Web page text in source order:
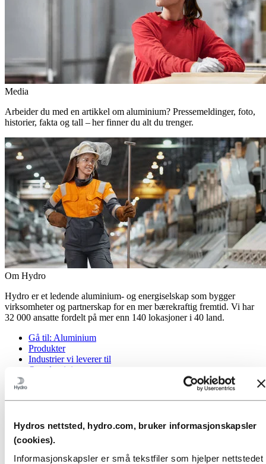
Hydros nettsted, hydro.com, bruker informasjonskapsler
(cookies).
Informasjonskapsler er små tekstfiler som hjelper nettstedet
Media
Arbeider du med en artikkel om aluminium? Pressemeldinger, foto,
historier, fakta og tall – her finner du alt du trenger.
Om Hydro
Hydro er et ledende aluminium- og energiselskap som bygger
virksomheter og partnerskap for en mer bærekraftig fremtid. Vi har
32 000 ansatte fordelt på mer enn 140 lokasjoner i 40 land.
Gå til: Aluminium
Produkter
Industrier vi leverer til
Om aluminium
Gå til:Energi
Hydro Rein
Kraftproduksjon og markedsoperasjoner
Gå til:
Bærekraft